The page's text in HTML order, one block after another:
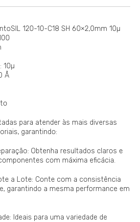
120-10-C18 SH 60×2,0mm 10µ
10µ
Å
para atender às mais diversas
garantindo:
Obtenha resultados claros e
com máxima eficácia.
a Lote: Conte com a consistência
garantindo a mesma performance em
Ideais para uma variedade de